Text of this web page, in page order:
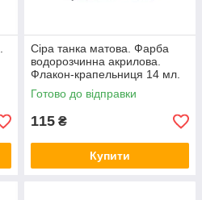
Сіра танка матова. Фарба
водорозчинна акрилова.
Флакон-крапельниця 14 мл.
HUMBROL 067
Готово до відправки
115 ₴
Купити